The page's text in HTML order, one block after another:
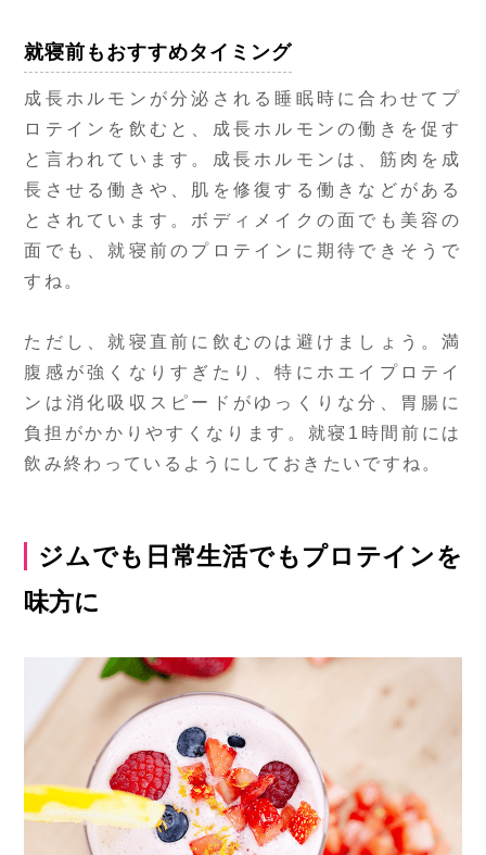
就寝前もおすすめタイミング
成長ホルモンが分泌される睡眠時に合わせてプ
ロテインを飲むと、成長ホルモンの働きを促す
と言われています。成長ホルモンは、筋肉を成
長させる働きや、肌を修復する働きなどがある
とされています。ボディメイクの面でも美容の
面でも、就寝前のプロテインに期待できそうで
すね。
ただし、就寝直前に飲むのは避けましょう。満
腹感が強くなりすぎたり、特にホエイプロテイ
ンは消化吸収スピードがゆっくりな分、胃腸に
負担がかかりやすくなります。就寝1時間前には
飲み終わっているようにしておきたいですね。
ジムでも日常生活でもプロテインを
味方に